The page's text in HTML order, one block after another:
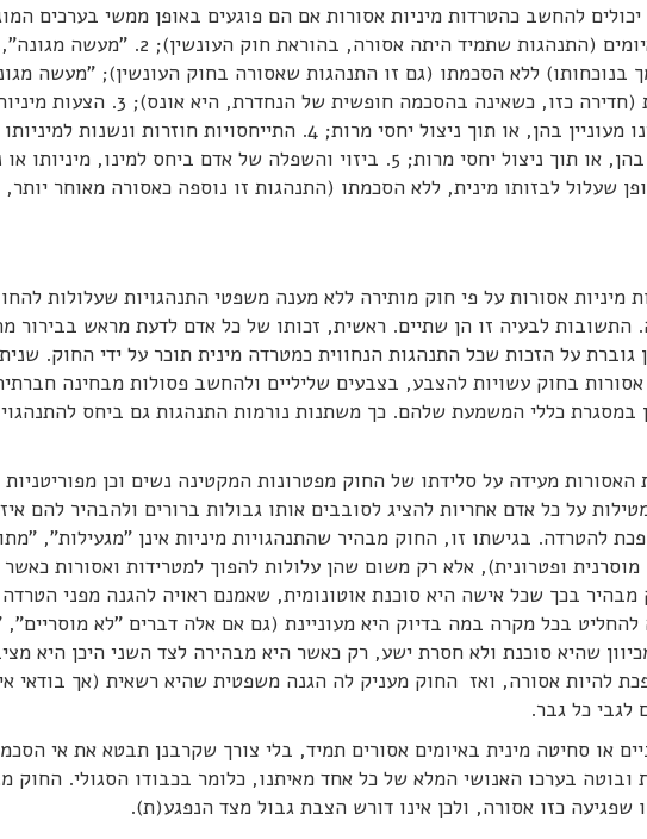
להחשב כהטרדות מיניות אסורות אם הם פוגעים באופן ממשי בערכים
אלה הן 1. סחיטה מינית באיומים (התנהגות שתמיד היתה אסורה,
בנוכחותו) ללא הסכמתו (גם זו התנהגות שאסורה בחוק העונשין); "מעשה
חדירה לאיבר מין של הזולת (חדירה כזו, כשאינה
אחרי שאדם הראה שהוא אינו מעוניין בהן, או תוך ניצול יחסי מרות; 4. התייחסויות
שעלול לבזותו מינית, ללא הסכמתו (התנהגות זו נוספה כאסורה מאוחר יותר,
מיניות אסורות על פי חוק מותירה ללא מענה משפטי התנהגויות שעלולות
התשובות לבעיה זו הן שתיים. ראשית, זכותו של כל אדם לדעת מראש בבירור
גוברת על הזכות שכל התנהגות הנחווית כמטרדה מינית תוכר על ידי החוק.
אסורות בחוק עשויות להצבע, בצבעים שליליים ולהחשב פסולות מבחינה
במסגרת כללי המשמעת שלהם. כך משתנות נורמות התנהגות גם ביחס
האסורות מעידה על סלידתו של החוק מפטרונות המקטינה נשים וכן מפוריטניות
על כל אדם אחריות להציג לסובבים אותו גבולות ברורים ולהבהיר להם
להטרדה. בגישתו זו, החוק מבהיר שהתנהגויות מיניות אינן "מגעילות",
ופטרונית), אלא רק משום שהן עלולות להפוך למטרידות ואסורות כאשר
בכך שכל אישה היא סוכנת אוטונומית, שאמנם ראויה להגנה מפני
להחליט בכל מקרה במה בדיוק היא מעוניינת (גם אם אלה דברים "לא מוסריים",
שהיא סוכנת ולא חסרת ישע, רק כאשר היא מבהירה לצד השני היכן היא
להיות אסורה, ואז החוק מעניק לה הגנה משפטית שהיא רשאית (אך בודאי
כל גבר.
או סחיטה מינית באיומים אסורים תמיד, בלי צורך שקרבנן תבטא את אי
ובוטה בערכו האנושי המלא של כל אחד מאיתנו, כלומר בכבודו הסגולי. החוק
שפגיעה כזו אסורה, ולכן אינו דורש הצבת גבול מצד הנפגע(ת).